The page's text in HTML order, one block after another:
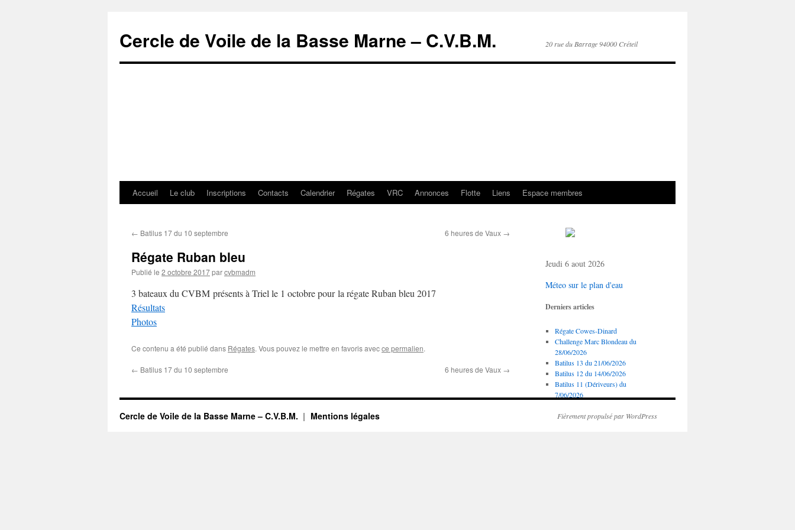
Cercle de Voile de la Basse Marne – C.V.B.M. 20 rue du Barrage 94000 Créteil
Aller
contenu
Accueil Le club Inscriptions Contacts Calendrier Régates VRC Annonces Flotte Liens Espace membres
← Batilus 17 du 10 septembre 6 heures de Vaux →
Régate Ruban bleu
Publié le 2 octobre 2017parcvbmadm
3 bateaux du CVBM présents à Triel le 1 octobre pour la régate Ruban bleu 2017
Résultats
Photos
Ce contenu a été publié dans Régates. Vous pouvez le mettre en favoris avecce permalien.
← Batilus 17 du 10 septembre 6 heures de Vaux →
Jeudi 6 aout 2026
Méteo sur le plan d'eau
Derniers articles
Régate Cowes-Dinard
Challenge Marc Blondeau du
28/06/2026
Batilus 13 du 21/06/2026
Batilus 12 du 14/06/2026
Batilus 11 (Dériveurs) du
7/06/2026
Cercle de Voile de la Basse Marne – C.V.B.M. Mentions légales Fièrement propulsé par WordPress